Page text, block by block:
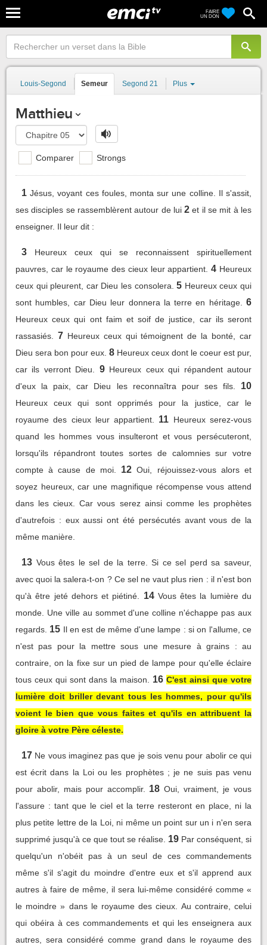
FAIRE
UN DON
Louis-Segond Semeur Segond 21 Plus
Matthieu
Comparer Strongs
1 Jésus, voyant ces foules, monta sur une colline. Il s'assit,
ses disciples se rassemblèrent autour de lui 2 et il se mit à les
enseigner. Il leur dit :
3
Heureux ceux qui se reconnaissent spirituellement
pauvres, car le royaume des cieux leur appartient. 4 Heureux
ceux qui pleurent, car Dieu les consolera. 5 Heureux ceux qui
sont humbles, car Dieu leur donnera la terre en héritage.
6
Heureux ceux qui ont faim et soif de justice, car ils seront
rassasiés.
7 Heureux ceux qui témoignent de la bonté, car
Dieu sera bon pour eux. 8 Heureux ceux dont le coeur est pur,
car ils verront Dieu.
9 Heureux ceux qui répandent autour
d'eux la paix, car Dieu les reconnaîtra pour ses fils.
10
Heureux ceux qui sont opprimés pour la justice, car le
royaume des cieux leur appartient.
11 Heureux serez-vous
quand les hommes vous insulteront et vous persécuteront,
lorsqu'ils répandront toutes sortes de calomnies sur votre
compte à cause de moi.
12 Oui, réjouissez-vous alors et
soyez heureux, car une magnifique récompense vous attend
dans les cieux. Car vous serez ainsi comme les prophètes
d'autrefois : eux aussi ont été persécutés avant vous de la
même manière.
13 Vous êtes le sel de la terre. Si ce sel perd sa saveur,
avec quoi la salera-t-on ? Ce sel ne vaut plus rien : il n'est bon
qu'à être jeté dehors et piétiné.
14 Vous êtes la lumière du
monde. Une ville au sommet d'une colline n'échappe pas aux
regards. 15 Il en est de même d'une lampe : si on l'allume, ce
n'est pas pour la mettre sous une mesure à grains : au
contraire, on la fixe sur un pied de lampe pour qu'elle éclaire
tous ceux qui sont dans la maison.
16 C'est ainsi que votre
lumière doit briller devant tous les hommes, pour qu'ils
voient le bien que vous faites et qu'ils en attribuent la
gloire à votre Père céleste.
17 Ne vous imaginez pas que je sois venu pour abolir ce qui
est écrit dans la Loi ou les prophètes ; je ne suis pas venu
pour abolir, mais pour accomplir.
18 Oui, vraiment, je vous
l'assure : tant que le ciel et la terre resteront en place, ni la
plus petite lettre de la Loi, ni même un point sur un i n'en sera
supprimé jusqu'à ce que tout se réalise. 19 Par conséquent, si
quelqu'un n'obéit pas à un seul de ces commandements
même s'il s'agit du moindre d'entre eux et s'il apprend aux
autres à faire de même, il sera lui-même considéré comme «
le moindre » dans le royaume des cieux. Au contraire, celui
qui obéira à ces commandements et qui les enseignera aux
autres, sera considéré comme grand dans le royaume des